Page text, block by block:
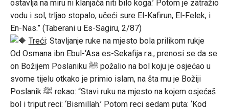
ostavlja na miru ni klanjača niti bilo koga.’ Potom je zatražio
vodu i sol, trljao stopalo, učeći sure El-Kafirun, El-Felek, i
En-Nas.” (Taberani u Es-Sagiru, 2/87)
Treći: Stavljanje ruke na mjesto bola prilikom rukje
Od Osmana ibn Ebul-‘Asa es-Sekafija r.a., prenosi se da se
on Božijem Poslaniku ﷺ požalio na bol koju je osjećao u
svome tijelu otkako je primio islam, na šta mu je Božiji
Poslanik ﷺ rekao: “Stavi ruku na mjesto na kojem osjećaš
bol i triput reci: ‘Bismillah.’ Potom reci sedam puta: ‘Kod